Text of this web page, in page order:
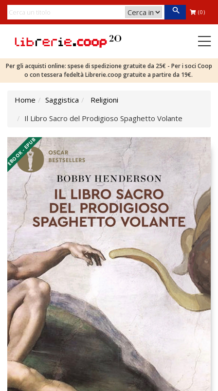
(0)
Per gli acquisti online: spese di spedizione gratuite da 25€ - Per i soci Coop
o con tessera fedeltà Librerie.coop gratuite a partire da 19€.
Home Saggistica
Religioni
Il Libro Sacro del Prodigioso Spaghetto Volante
EBOOK - EPUB